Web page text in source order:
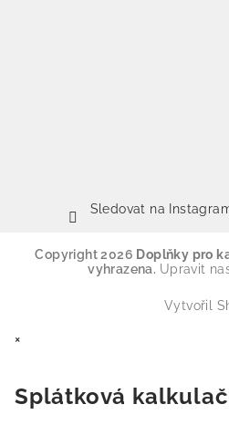
Sledovat na
Copyright 2026 Doplňky pro
vyhrazena. Upravit
Vytvořil
×
Splátková